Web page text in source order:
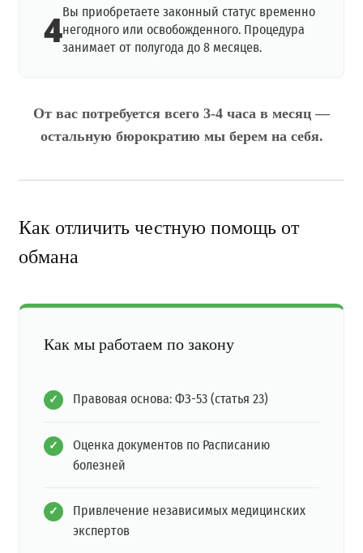
4Вы приобретаете законный статус временно
негодного или освобожденного. Процедура
занимает от полугода до 8 месяцев.
От вас потребуется всего 3-4 часа в месяц —
остальную бюрократию мы берем на себя.
Как отличить честную помощь от
обмана
Как мы работаем по закону
Правовая основа: ФЗ-53 (статья 23)
Оценка документов по Расписанию
болезней
Привлечение независимых медицинских
экспертов